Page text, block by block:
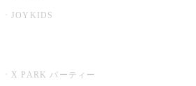
JOYKIDS
X PARK パーティー